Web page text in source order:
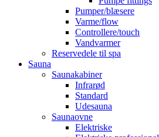
Pumper/blæsere
Varme/flow
Controllere/touch
Vandvarmer
Reservedele til spa
Sauna
Saunakabiner
Infrarød
Standard
Udesauna
Saunaovne
Elektriske